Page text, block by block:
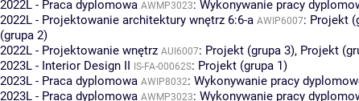
2022L - Praca dyplomowa AWMP3023: Wykonywanie pracy
2022L - Projektowanie architektury wnętrz 6:6-a AWIP6007: Projekt
(grupa 2)
2022L - Projektowanie wnętrz AUI6007: Projekt (grupa 3), Projekt
2023L - Interior Design II IS-FA-00062S: Projekt (grupa 1)
2023L - Praca dyplomowa AWIP8032: Wykonywanie pracy
2023L - Praca dyplomowa AWMP3023: Wykonywanie pracy